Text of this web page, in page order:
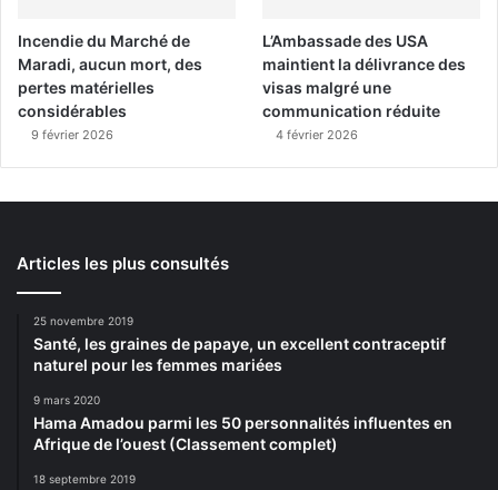
Incendie du Marché de
Maradi, aucun mort, des
pertes matérielles
considérables
9 février 2026
L’Ambassade des USA
maintient la délivrance des
visas malgré une
communication réduite
4 février 2026
Articles les plus consultés
25 novembre 2019
Santé, les graines de papaye, un excellent contraceptif
naturel pour les femmes mariées
9 mars 2020
Hama Amadou parmi les 50 personnalités influentes en
Afrique de l’ouest (Classement complet)
18 septembre 2019